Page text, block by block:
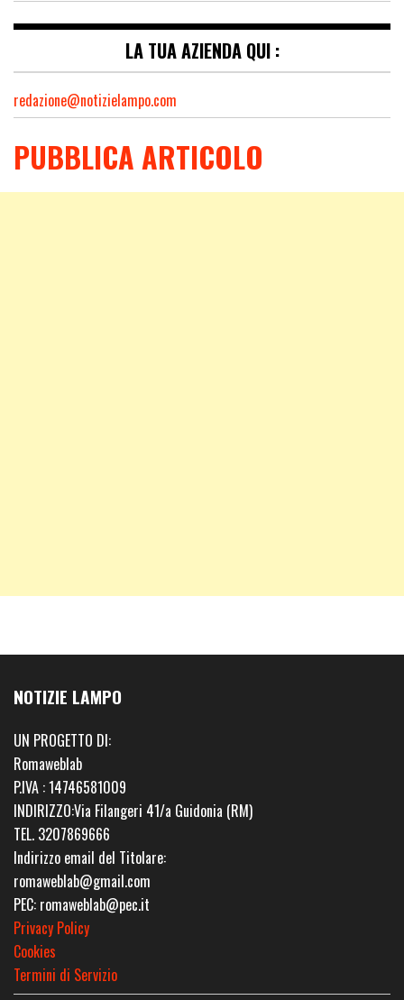
LA TUA AZIENDA QUI :
redazione@notizielampo.com
PUBBLICA ARTICOLO
NOTIZIE LAMPO
UN PROGETTO DI:
Romaweblab
P.IVA : 14746581009
INDIRIZZO:Via Filangeri 41/a Guidonia (RM)
TEL. 3207869666
Indirizzo email del Titolare:
romaweblab@gmail.com
PEC: romaweblab@pec.it
Privacy Policy
Cookies
Termini di Servizio